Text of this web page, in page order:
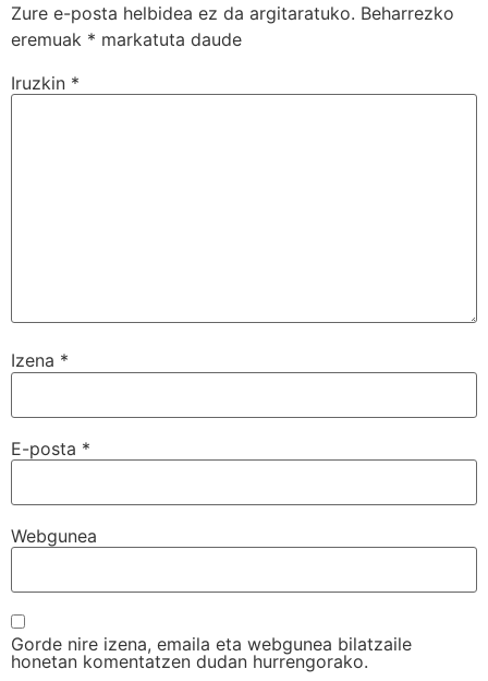
Zure e-posta helbidea ez da argitaratuko. Beharrezko
eremuak * markatuta daude
Iruzkin *
Izena *
E-posta *
Webgunea
Gorde nire izena, emaila eta webgunea bilatzaile
honetan komentatzen dudan hurrengorako.